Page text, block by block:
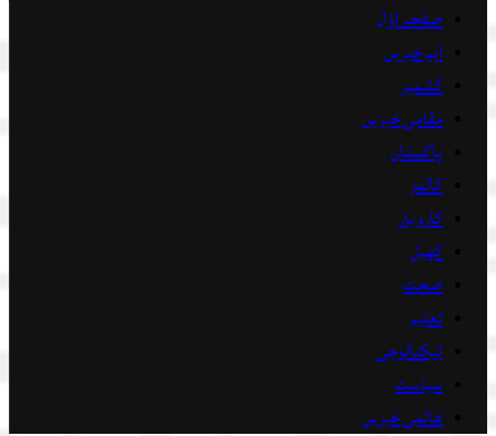
صفحہ اوّل
اہم خبریں
کشمیر
مقامی خبریں
پاکستان
کالمز
کاروبار
کھیل
صحت
تعلیم
ٹیکنالوجی
سیاست
عالمی خبریں